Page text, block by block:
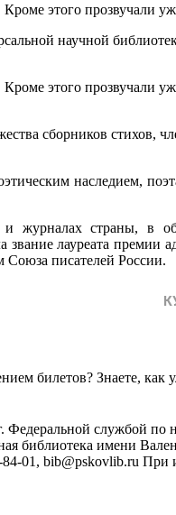
этого прозвучали
научной
этого прозвучали
сборников
наследием,
журналах страны, в
звание лауреата
Союза писателей России.
билетов? Знаете, как
службой по
библиотека имени
01, bib@pskovlib.ru При